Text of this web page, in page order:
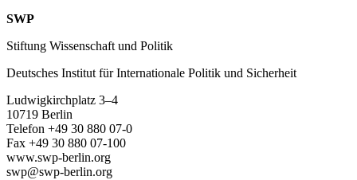
SWP
Stiftung Wissenschaft und Politik
Deutsches Institut für Internationale Politik und Sicherheit
Ludwigkirchplatz 3–4
10719 Berlin
Telefon +49 30 880 07-0
Fax +49 30 880 07-100
www.swp-berlin.org
swp@swp-berlin.org